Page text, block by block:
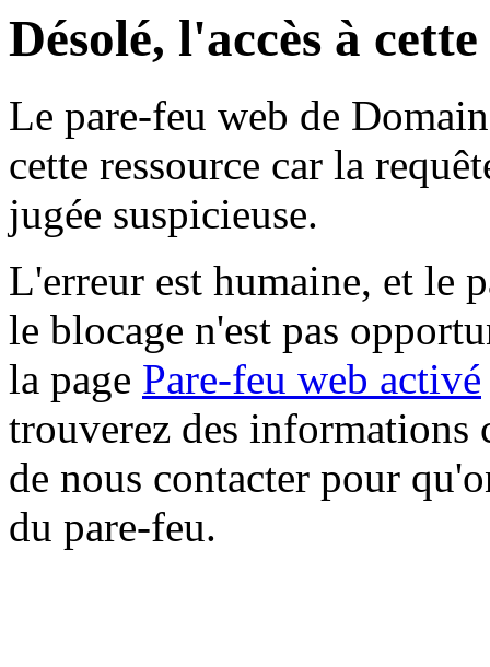
Désolé, l'accès à
Le pare-feu web de
cette ressource car la
jugée suspicieuse.
L'erreur est humaine, et le
le blocage n'est pas
la page Pare-feu web activé
trouverez des informations
de nous contacter pour
du pare-feu.